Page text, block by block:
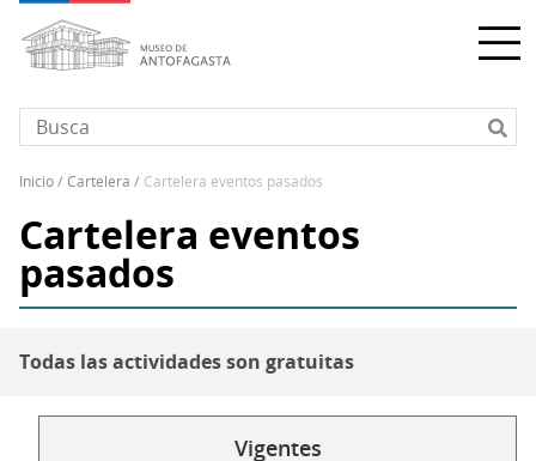
contenido
principal
enlaces
de
ayuda
la
inicio cartelera cartelera eventos pasados
Cartelera eventos
pasados
Todas las actividades son gratuitas
Vigentes